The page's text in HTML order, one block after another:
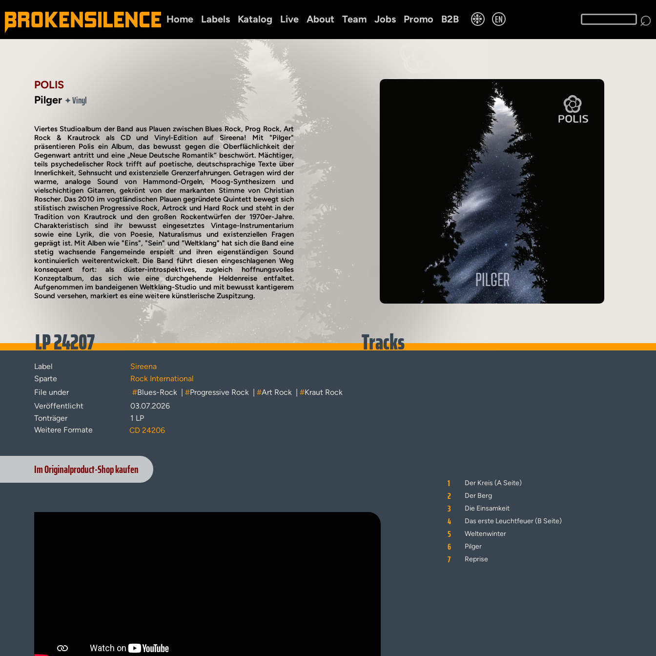
Vinyl
Home Labels Katalog Live About Team Jobs Promo B2B ❉ EN ⌕
POLIS
Pilger ✦Vinyl
Viertes Studioalbum der Band aus Plauen zwischen Blues Rock, Prog Rock, Art
Rock & Krautrock als CD und Vinyl-Edition auf Sireena! Mit "Pilger"
präsentieren Polis ein Album, das bewusst gegen die Oberflächlichkeit der
Gegenwart antritt und eine „Neue Deutsche Romantik“ beschwört. Mächtiger,
teils psychedelischer Rock trifft auf poetische, deutschsprachige Texte über
Innerlichkeit, Sehnsucht und existenzielle Grenzerfahrungen. Getragen wird der
warme, analoge Sound von Hammond-Orgeln, Moog-Synthesizern und
vielschichtigen Gitarren, gekrönt von der markanten Stimme von Christian
Roscher. Das 2010 im vogtländischen Plauen gegründete Quintett bewegt sich
stilistisch zwischen Progressive Rock, Artrock und Hard Rock und steht in der
Tradition von Krautrock und den großen Rockentwürfen der 1970er-Jahre.
Charakteristisch sind ihr bewusst eingesetztes Vintage-Instrumentarium
sowie eine Lyrik, die von Poesie, Naturalismus und existenziellen Fragen
geprägt ist. Mit Alben wie "Eins", "Sein" und "Weltklang" hat sich die Band eine
stetig wachsende Fangemeinde erspielt und ihren eigenständigen Sound
kontinuierlich weiterentwickelt. Die Band führt diesen eingeschlagenen Weg
konsequent fort: als düster-introspektives, zugleich hoffnungsvolles
Konzeptalbum, das sich wie eine durchgehende Heldenreise entfaltet.
Aufgenommen im bandeigenen Weltklang-Studio und mit bewusst kantigerem
Sound versehen, markiert es eine weitere künstlerische Zuspitzung.
LP 24207 Tracks
Label
Sireena
Sparte
Rock International
File under
#Blues-Rock | #Progressive Rock | #Art Rock | #Kraut Rock
Veröffentlicht
03.07.2026
Tonträger
1 LP
Weitere Formate
CD 24206
Im Originalproduct-Shop kaufen
1 Der Kreis (A Seite)
2 Der Berg
3 Die Einsamkeit
4 Das erste Leuchtfeuer (B Seite)
5 Weltenwinter
6 Pilger
7 Reprise